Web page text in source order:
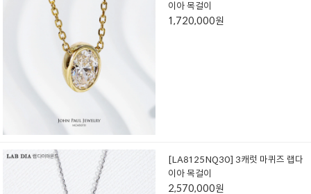
이아 목걸이
1,720,000원
[LA8125NQ30] 3캐럿 마퀴즈 랩다
이아 목걸이
2,570,000원